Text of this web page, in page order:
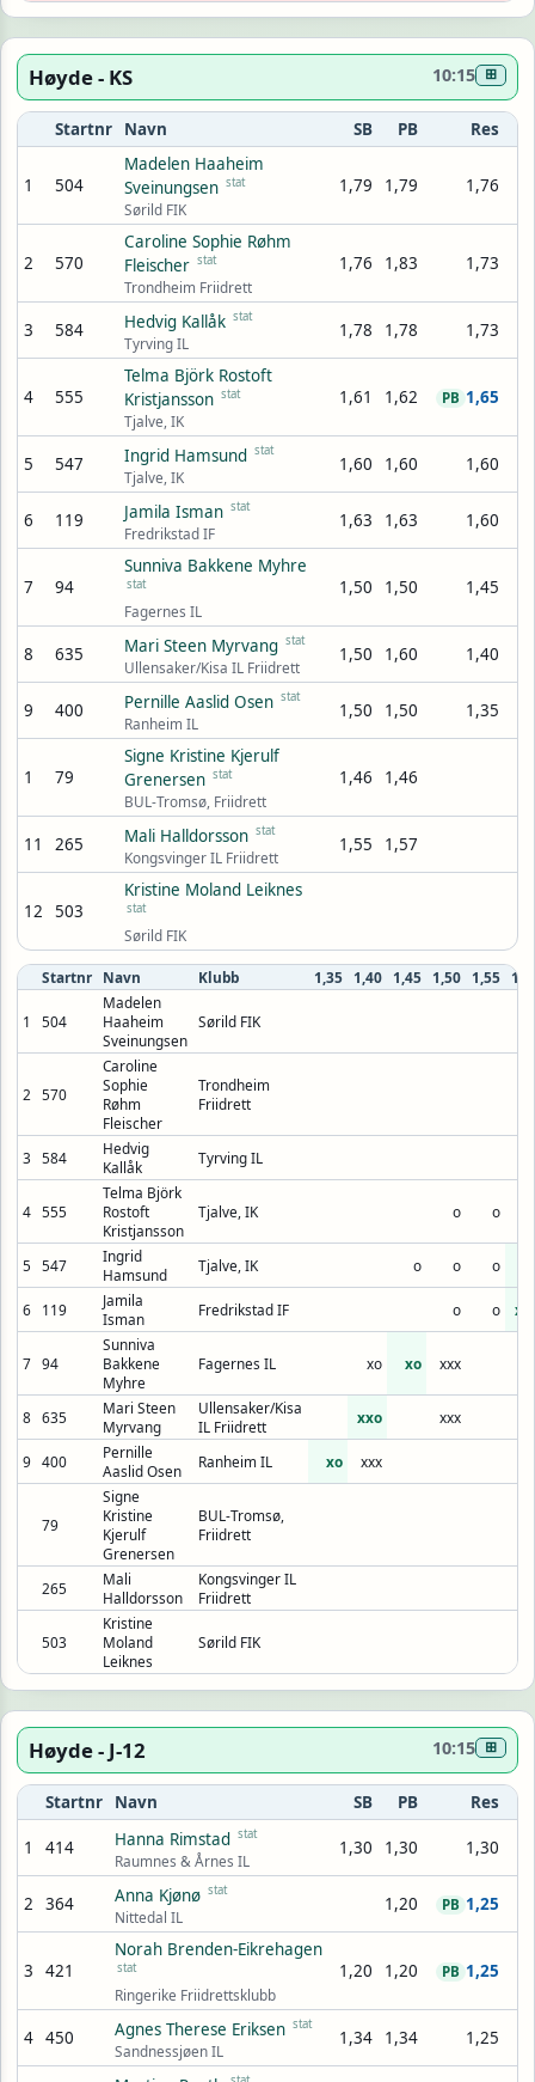
Høyde - KS 10:15 ⊞
Startnr Navn SB PB Res
1 504
Madelen Haaheim
Sveinungsen stat
Sørild FIK
1,79 1,79 1,76
2 570
Caroline Sophie Røhm
Fleischer stat
Trondheim Friidrett
1,76 1,83 1,73
3 584 Hedvig Kallåk stat
Tyrving IL
1,78 1,78 1,73
4 555
Telma Björk Rostoft
Kristjansson stat
Tjalve, IK
1,61 1,62 1,65
PB
5 547 Ingrid Hamsund stat
Tjalve, IK
1,60 1,60 1,60
6 119 Jamila Isman stat
Fredrikstad IF
1,63 1,63 1,60
7 94
Sunniva Bakkene Myhre
stat
Fagernes IL
1,50 1,50 1,45
8 635 Mari Steen Myrvang stat
Ullensaker/Kisa IL Friidrett
1,50 1,60 1,40
9 400 Pernille Aaslid Osen stat
Ranheim IL
1,50 1,50 1,35
1 79
Signe Kristine Kjerulf
Grenersen stat
BUL-Tromsø, Friidrett
1,46 1,46
11 265 Mali Halldorsson stat
Kongsvinger IL Friidrett
1,55 1,57
12 503
Kristine Moland Leiknes
stat
Sørild FIK
Startnr Navn Klubb 1,35 1,40 1,45 1,50 1,55
1 504
Madelen
Haaheim
Sveinungsen
Sørild FIK
2 570
Caroline
Sophie
Røhm
Fleischer
Trondheim
Friidrett
3 584
Hedvig
Kallåk
Tyrving IL
4 555
Telma Björk
Rostoft
Kristjansson
Tjalve, IK o o
5 547
Ingrid
Hamsund
Tjalve, IK o o o
6 119
Jamila
Isman
Fredrikstad IF o o
7 94
Sunniva
Bakkene
Myhre
Fagernes IL xo xo xxx
8 635
Mari Steen
Myrvang
Ullensaker/Kisa
IL Friidrett
xxo xxx
9 400
Pernille
Aaslid Osen
Ranheim IL xo xxx
79
Signe
Kristine
Kjerulf
Grenersen
BUL-Tromsø,
Friidrett
265
Mali
Halldorsson
Kongsvinger IL
Friidrett
503
Kristine
Moland
Leiknes
Sørild FIK
Høyde - J-12 10:15 ⊞
Startnr Navn SB PB Res
1 414 Hanna Rimstad stat
Raumnes & Årnes IL
1,30 1,30 1,30
2 364 Anna Kjønø stat
Nittedal IL
1,20 1,25
PB
3 421
Norah Brenden-Eikrehagen
stat
Ringerike Friidrettsklubb
1,20 1,20 1,25
PB
4 450 Agnes Therese Eriksen stat
Sandnessjøen IL
1,34 1,34 1,25